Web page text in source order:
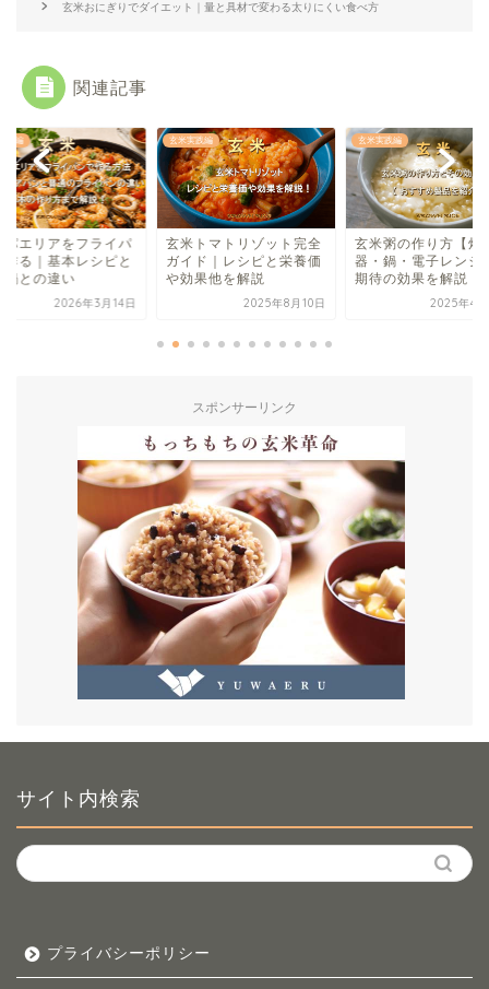
玄米おにぎりでダイエット｜量と具材で変わる太りにくい食べ方
関連記事
践編
パエリアをフライパ
作る｜基本レシピと
鍋との違い
2026年3月14日
玄米実践編
玄米トマトリゾット完全
ガイド｜レシピと栄養価
や効果他を解説
2025年8月10日
玄米実践編
玄米粥の作り方【炊
器・鍋・電子レンジ
期待の効果を解説
2025年4
スポンサーリンク
サイト内検索
プライバシーポリシー